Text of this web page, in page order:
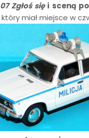
Zgłoś sięi sceną
który miał miejsce w